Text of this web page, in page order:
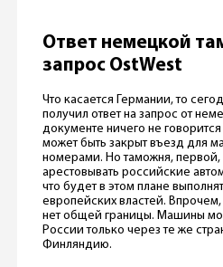
Ответ немецкой
запрос OstWest
Что касается Германии, то
получил ответ на запрос от
документе ничего не
может быть закрыт въезд для
номерами. Но таможня,
арестовывать российские
что будет в этом плане
европейских властей.
нет общей границы. Машины
России только через те же
Финляндию.